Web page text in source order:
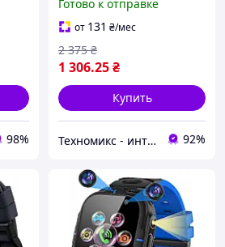
98%
Готово к отправке
от 131 ₴/мес
1 306.25₴
2 375 ₴
Купить
Техномикс - интернет - магазин качественной техники, электроники и других товаров для дома и работы 92%